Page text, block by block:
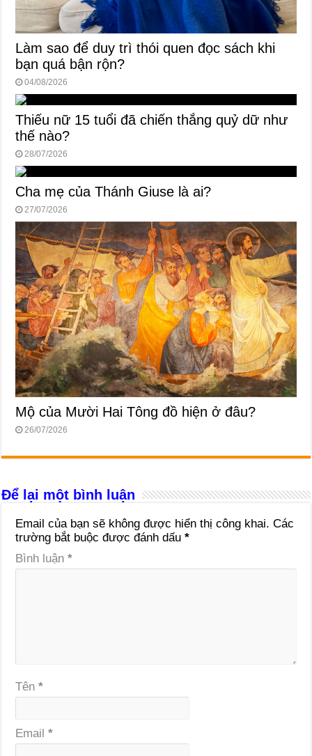
Làm sao để duy trì thói quen đọc sách khi
bạn quá bận rộn?
04/08/2026
Thiếu nữ 15 tuổi đã chiến thắng quỷ dữ như
thế nào?
28/07/2026
Cha mẹ của Thánh Giuse là ai?
27/07/2026
Mộ của Mười Hai Tông đồ hiện ở đâu?
26/07/2026
Để lại một bình luận
Email của bạn sẽ không được hiển thị công khai. Các
trường bắt buộc được đánh dấu*
Bình luận*
Tên*
Email*